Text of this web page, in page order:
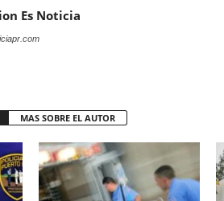
Es Noticia
MAS SOBRE EL AUTOR